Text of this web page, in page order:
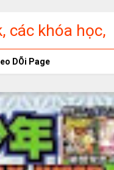
các khóa học,
DÕi Page